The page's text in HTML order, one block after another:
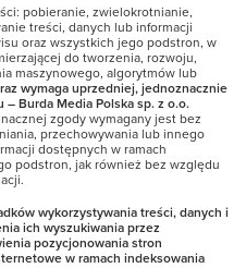
pobieranie, zwielokrotnianie,
treści, danych lub informacji
oraz wszystkich jego podstron, w
do tworzenia, rozwoju,
maszynowego, algorytmów lub
wymaga uprzedniej, jednoznacznie
Burda Media Polska sp. z o.o.
zgody wymagany jest bez
przechowywania lub innego
dostępnych w ramach
podstron, jak również bez względu
wykorzystywania treści, danych i
ich wyszukiwania przez
pozycjonowania stron
w ramach indeksowania